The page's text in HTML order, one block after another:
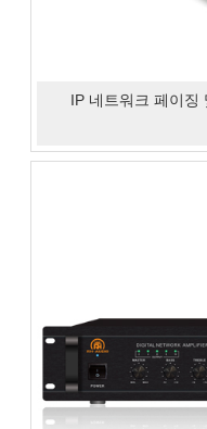
IP 네트워크 페이징